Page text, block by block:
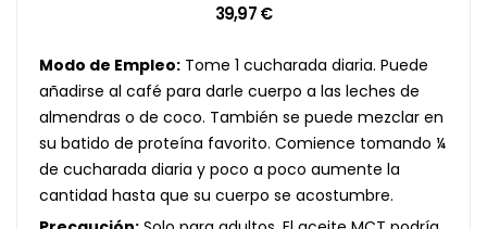
39,97 €
Modo de Empleo: Tome 1 cucharada diaria. Puede
añadirse al café para darle cuerpo a las leches de
almendras o de coco. También se puede mezclar en
su batido de proteína favorito. Comience tomando ¼
de cucharada diaria y poco a poco aumente la
cantidad hasta que su cuerpo se acostumbre.